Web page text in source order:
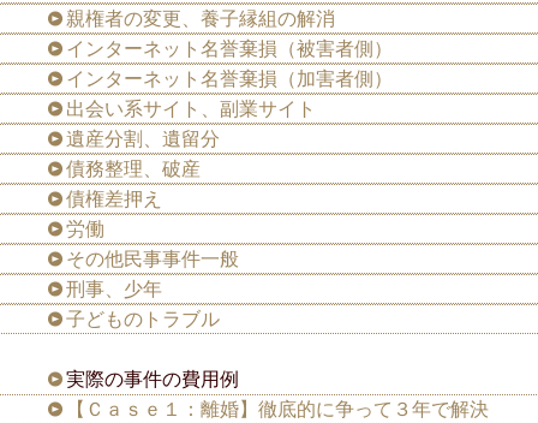
親権者の変更、養子縁組の解消
インターネット名誉棄損（被害者側）
インターネット名誉棄損（加害者側）
出会い系サイト、副業サイト
遺産分割、遺留分
債務整理、破産
債権差押え
労働
その他民事事件一般
刑事、少年
子どものトラブル
実際の事件の費用例
【Ｃａｓｅ１：離婚】徹底的に争って３年で解決